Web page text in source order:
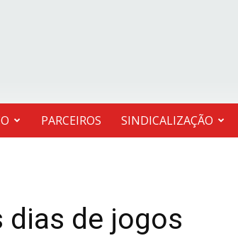
PARCEIROS SINDICALIZAÇÃO
de jogos